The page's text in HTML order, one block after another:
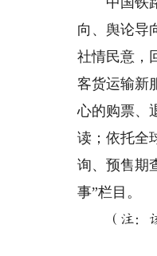
向、舆论导
社情民意，
客货运输新
心的购票、
读；依托全
询、预售期
事”栏目。
（注：该